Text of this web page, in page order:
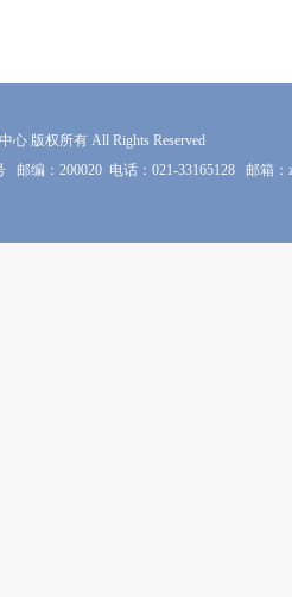
心 版权所有 All Rights Reserved
邮编：200020 电话：021-33165128 邮箱：